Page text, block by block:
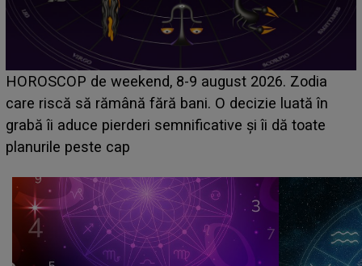
Emanuel a ținut ACEST DETALIU ASCUNS până
acum! În fața Alexandrei, concurentul din Casa Iubirii
face o MĂRTURISIRE NEAȘTEPTATĂ despre mama
sa: "I-am spus și ei în față, eu nu te iubesc pentru